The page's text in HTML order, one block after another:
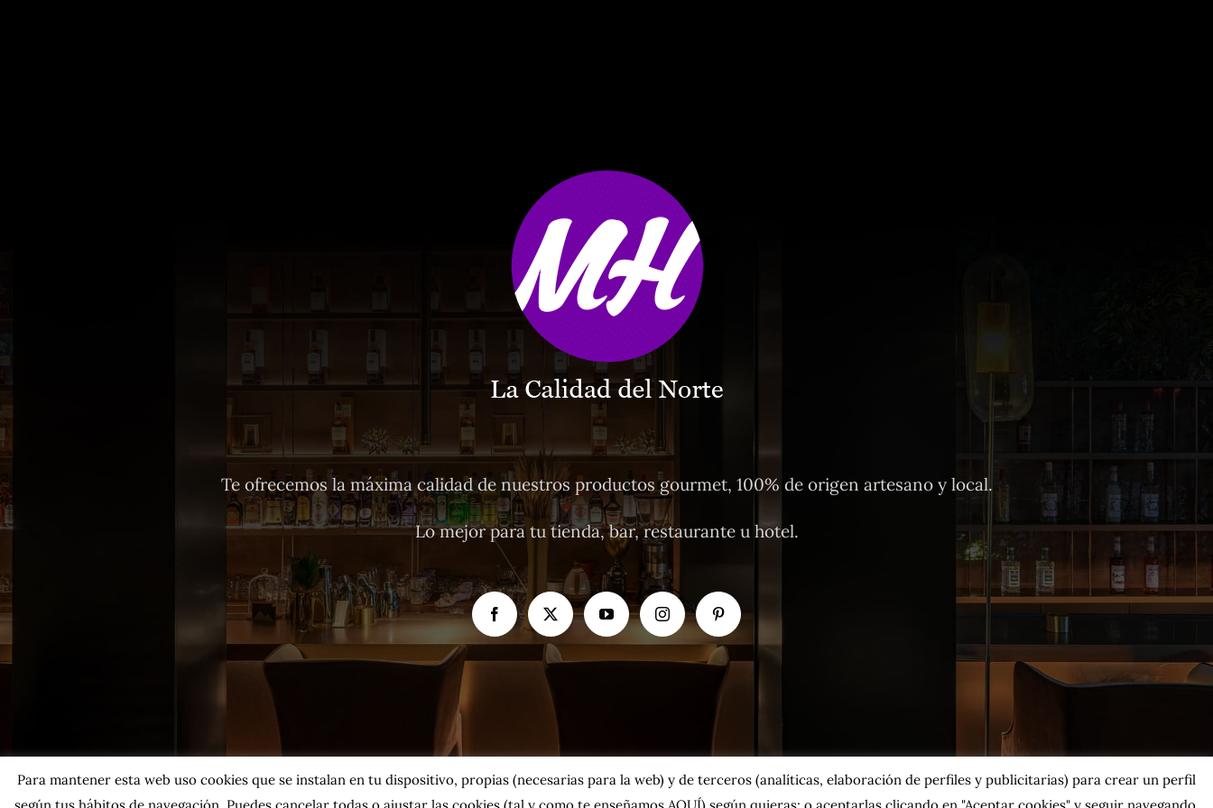
Te ofrecemos la máxima calidad de nuestros productos gourmet, 100% de origen artesano y local.
Lo mejor para tu tienda, bar, restaurante u hotel.
Para mantener esta web uso cookies que se instalan en tu dispositivo, propias (necesarias para la web) y de terceros (analíticas, elaboración de perfiles y publicitarias) para crear un perfil
según tus hábitos de navegación. Puedes cancelar todas o ajustar las cookies(tal y como te enseñamos AQUÍ) según quieras; o aceptarlas clicando en "Aceptar cookies" y seguir navegando.